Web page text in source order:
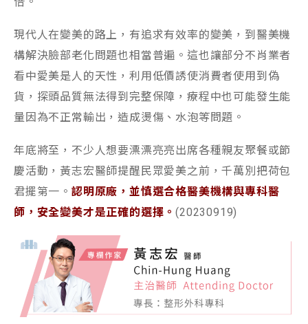
現代人在變美的路上，有追求有效率的變美，到醫美機
構解決臉部老化問題也相當普遍。這也讓部分不肖業者
看中愛美是人的天性，利用低價誘使消費者使用到偽
貨，探頭品質無法得到完整保障，療程中也可能發生能
量因為不正常輸出，造成燙傷、水泡等問題。
年底將至，不少人想要漂漂亮亮出席各種親友聚餐或節
慶活動，黃志宏醫師提醒民眾愛美之前，千萬別把荷包
君擺第一。 認明原廠，並慎選合格醫美機構與專科醫
師，安全變美才是正確的選擇。(20230919)